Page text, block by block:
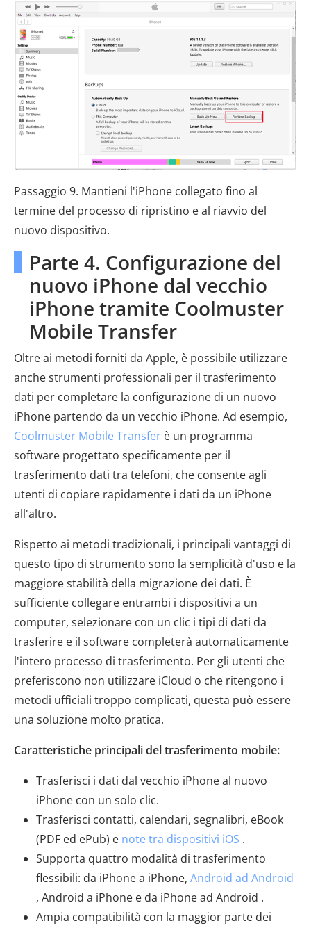
Passaggio 9. Mantieni l'iPhone collegato fino al
termine del processo di ripristino e al riavvio del
nuovo dispositivo.
Parte 4. Configurazione del
nuovo iPhone dal vecchio
iPhone tramite Coolmuster
Mobile Transfer
Oltre ai metodi forniti da Apple, è possibile utilizzare
anche strumenti professionali per il trasferimento
dati per completare la configurazione di un nuovo
iPhone partendo da un vecchio iPhone. Ad esempio,
Coolmuster Mobile Transfer è un programma
software progettato specificamente per il
trasferimento dati tra telefoni, che consente agli
utenti di copiare rapidamente i dati da un iPhone
all'altro.
Rispetto ai metodi tradizionali, i principali vantaggi di
questo tipo di strumento sono la semplicità d'uso e la
maggiore stabilità della migrazione dei dati. È
sufficiente collegare entrambi i dispositivi a un
computer, selezionare con un clic i tipi di dati da
trasferire e il software completerà automaticamente
l'intero processo di trasferimento. Per gli utenti che
preferiscono non utilizzare iCloud o che ritengono i
metodi ufficiali troppo complicati, questa può essere
una soluzione molto pratica.
Caratteristiche principali del trasferimento mobile:
Trasferisci i dati dal vecchio iPhone al nuovo
iPhone con un solo clic.
Trasferisci contatti, calendari, segnalibri, eBook
(PDF ed ePub) e note tra dispositivi iOS .
Supporta quattro modalità di trasferimento
flessibili: da iPhone a iPhone, Android ad Android
, Android a iPhone e da iPhone ad Android .
Ampia compatibilità con la maggior parte dei